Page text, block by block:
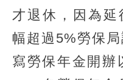
才退休，因為
幅超過5%勞保
寫勞保年金開辦